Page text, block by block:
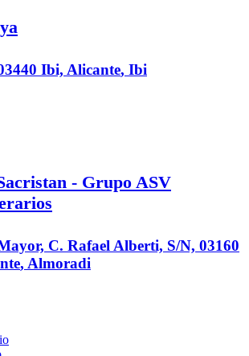
Ibi, Alicante, Ibi
- Grupo ASV
C. Rafael Alberti, S/N, 03160
, Almoradi